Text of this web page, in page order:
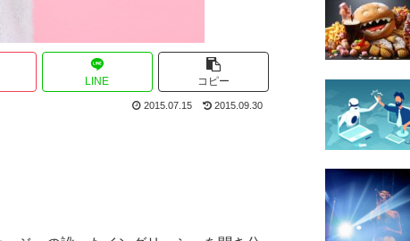
LINE コピー
2015.07.15 2015.09.30